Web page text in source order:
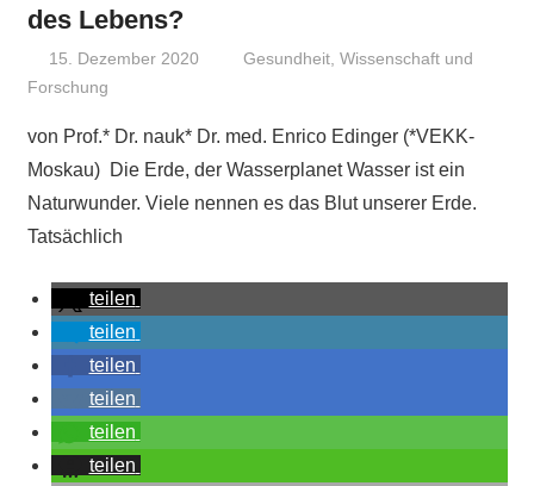
des Lebens?
15. Dezember 2020 Niki Vogt
Gesundheit,Wissenschaft und
Forschung
von Prof.* Dr. nauk* Dr. med. Enrico Edinger (*VEKK-
Moskau) Die Erde, der Wasserplanet Wasser ist ein
Naturwunder. Viele nennen es das Blut unserer Erde.
Tatsächlich
teilen
teilen
teilen
teilen
teilen
teilen